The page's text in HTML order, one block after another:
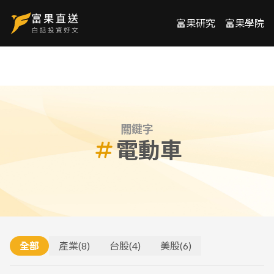
富果研究 富果學院
關鍵字
電動車
全部 產業(8) 台股(4) 美股(6)